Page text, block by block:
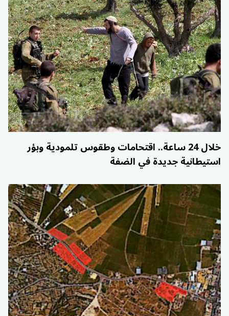
خلال 24 ساعة.. اقتحامات وطقوس تلمودية وبؤر
استيطانية جديدة في الضفة